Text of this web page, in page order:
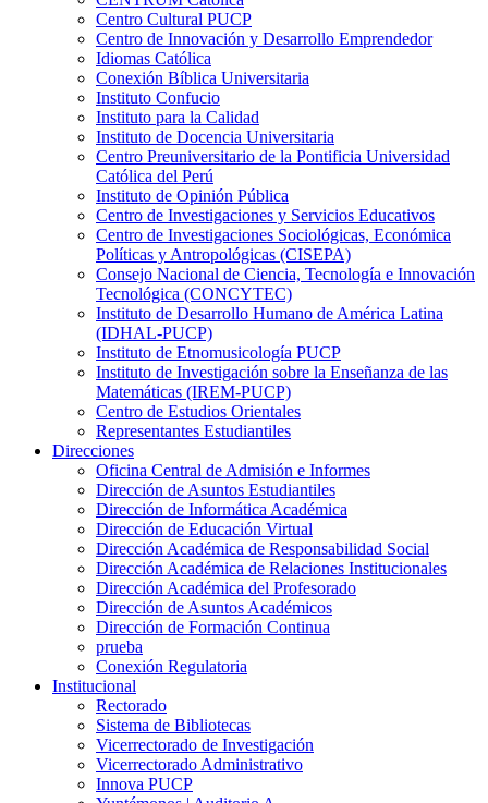
Centro Cultural PUCP
Centro de Innovación y Desarrollo Emprendedor
Idiomas Católica
Conexión Bíblica Universitaria
Instituto Confucio
Instituto para la Calidad
Instituto de Docencia Universitaria
Centro Preuniversitario de la Pontificia Universidad
Católica del Perú
Instituto de Opinión Pública
Centro de Investigaciones y Servicios Educativos
Centro de Investigaciones Sociológicas, Económica
Políticas y Antropológicas (CISEPA)
Consejo Nacional de Ciencia, Tecnología e Innovación
Tecnológica (CONCYTEC)
Instituto de Desarrollo Humano de América Latina
(IDHAL-PUCP)
Instituto de Etnomusicología PUCP
Instituto de Investigación sobre la Enseñanza de las
Matemáticas (IREM-PUCP)
Centro de Estudios Orientales
Representantes Estudiantiles
Direcciones
Oficina Central de Admisión e Informes
Dirección de Asuntos Estudiantiles
Dirección de Informática Académica
Dirección de Educación Virtual
Dirección Académica de Responsabilidad Social
Dirección Académica de Relaciones Institucionales
Dirección Académica del Profesorado
Dirección de Asuntos Académicos
Dirección de Formación Continua
prueba
Conexión Regulatoria
Institucional
Rectorado
Sistema de Bibliotecas
Vicerrectorado de Investigación
Vicerrectorado Administrativo
Innova PUCP